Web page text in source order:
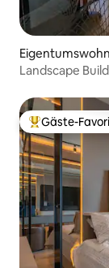
Landscape
Beliebter
Gäste-